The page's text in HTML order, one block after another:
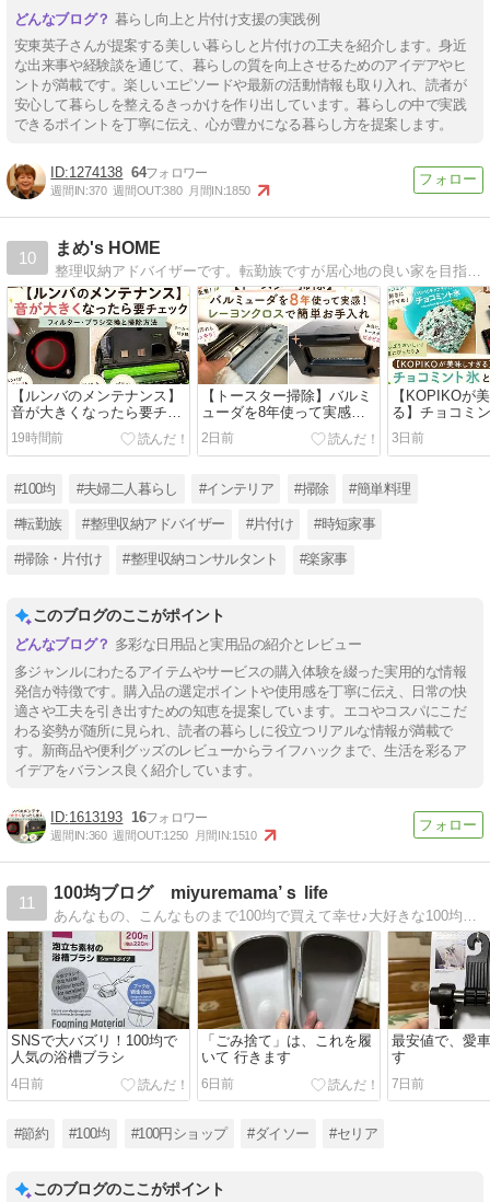
暮らし向上と片付け支援の実践例
安東英子さんが提案する美しい暮らしと片付けの工夫を紹介します。身近
な出来事や経験談を通じて、暮らしの質を向上させるためのアイデアやヒ
ントが満載です。楽しいエピソードや最新の活動情報も取り入れ、読者が
安心して暮らしを整えるきっかけを作り出しています。暮らしの中で実践
できるポイントを丁寧に伝え、心が豊かになる暮らし方を提案します。
1274138 64
週間IN:370 週間OUT:380 月間IN:1850
10
まめ's HOME
整理収納アドバイザーです。転勤族ですが居心地の良い家を目指して 日々奮闘している（掃除・整理収納・料理）様子をブログにしてます。
【ルンバのメンテナンス】
音が大きくなったら要チェ
ック！フィルター・ブラシ
交換と掃除方法
19時間前
【トースター掃除】バルミ
ューダを8年使って実感！
レーヨンクロスで簡単お手
入れ
2日前
【KOPIKOが
る】チョコミ
でハマった食
天お買い物マ
も紹介
3日前
#100均 #夫婦二人暮らし #インテリア #掃除 #簡単料理
#転勤族 #整理収納アドバイザー #片付け #時短家事
#掃除・片付け #整理収納コンサルタント #楽家事
このブログのここがポイント
多彩な日用品と実用品の紹介とレビュー
多ジャンルにわたるアイテムやサービスの購入体験を綴った実用的な情報
発信が特徴です。購入品の選定ポイントや使用感を丁寧に伝え、日常の快
適さや工夫を引き出すための知恵を提案しています。エコやコスパにこだ
わる姿勢が随所に見られ、読者の暮らしに役立つリアルな情報が満載で
す。新商品や便利グッズのレビューからライフハックまで、生活を彩るア
イデアをバランス良く紹介しています。
1613193 16
週間IN:360 週間OUT:1250 月間IN:1510
11
100均ブログ miyuremama’ｓ life
あんなもの、こんなものまで100均で買えて幸せ♪大好きな100均雑貨を駆使した節約しているつもり生活をちらっとお届けしますみなさまの参考になるとうれしいです！！
SNSで大バズリ！100均で
人気の浴槽ブラシ
4日前
「ごみ捨て」は、これを履
いて 行きます
6日前
最安値で、愛
す
7日前
#節約 #100均 #100円ショップ #ダイソー #セリア
このブログのここがポイント